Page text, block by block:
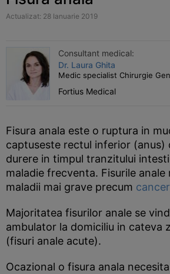
Actualizat: 28 Ianuarie 2019
Consultant medical:
Dr. Laura Ghita
Medic specialist Chirurgie
Fortius Medical
Fisura anala este o ruptura in
captuseste rectul inferior (anus)
durere in timpul tranzitului
maladie frecventa. Fisurile anale
maladii mai grave precum
Majoritatea fisurilor anale se
ambulator la domiciliu in cateva
(fisuri anale acute).
Ocazional o fisura anala